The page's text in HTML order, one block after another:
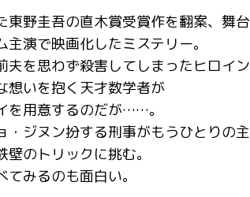
東野圭吾の直木賞受賞作を翻案、舞台
主演で映画化したミステリー。
夫を思わず殺害してしまったヒロイン
想いを抱く天才数学者が
を用意するのだが……。
・ジヌン扮する刑事がもうひとりの主
のトリックに挑む。
みるのも面白い。